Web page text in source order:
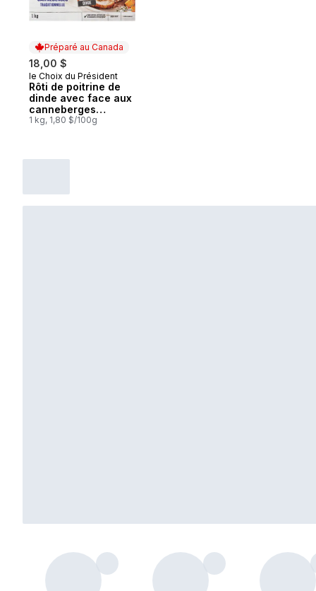
Préparé au Canada
18,00 $
Préparé au Canada
le Choix du Président
Rôti de poitrine de
dinde avec face aux
canneberges
traditionnelle
1 kg, 1,80 $/100g